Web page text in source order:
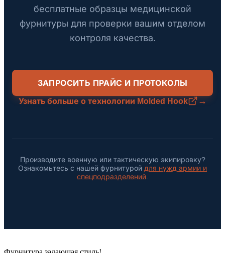
бесплатные образцы медицинской
фурнитуры для проверки вашим отделом
контроля качества.
ЗАПРОСИТЬ ПРАЙС И ПРОТОКОЛЫ
Узнать больше о технологии Molded Hook →
Производите военную или тактическую экипировку?
Ознакомьтесь с нашей фурнитурой для нужд армии и
спецподразделений